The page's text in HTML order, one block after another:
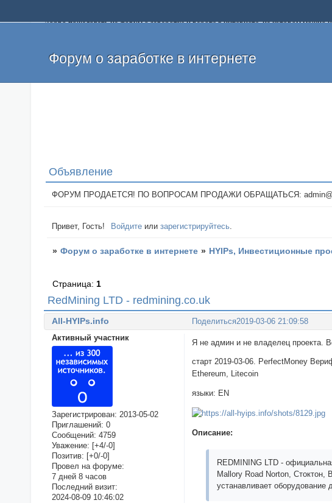
Добро пожаловать на форум о заработке и работе в интернете, на котором
и оставлять свои отзывы. Если вы знаете, что определенный проект или сайт не
легкие деньги без вложений и регистрации уже сегодня. Создавайте новые темы,
Форум о заработке в интернете
Объявление
ФОРУМ ПРОДАЕТСЯ! ПО ВОПРОСАМ ПРОДАЖИ ОБРАЩАТЬСЯ:
Привет, Гость! Войдите илизарегистрируйтесь.
» Форум о заработке в интернете » HYIPs, Инвестиционные
RedMining LTD - redmining.co.uk
Страница: 1
Поделиться2019-03-06 21:09:58
All-HYIPs.info
Активный участник
Зарегистрирован: 2013-05-02
Приглашений: 0
Сообщений: 4759
Уважение: [+4/-0]
Позитив: [+0/-0]
Провел на форуме:
7 дней 8 часов
Последний визит:
2024-08-09 10:46:02
Я не админ и не владелец проекта.
старт 2019-03-06. PerfectMoney
Ethereum, Litecoin
языки: EN
Описание:
REDMINING LTD -
Mallory Road Norton, Стоктон,
устанавливает оборудование